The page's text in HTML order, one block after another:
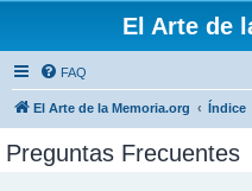
El Arte de
FAQ
El Arte de la Memoria.org Índice
Preguntas Frecuentes